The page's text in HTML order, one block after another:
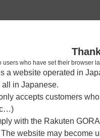
の理由が考えられます。
で埋まってしまった。
who have set their browser
a website operated in
in Japanese.
accepts customers
with the Rakuten
website may become